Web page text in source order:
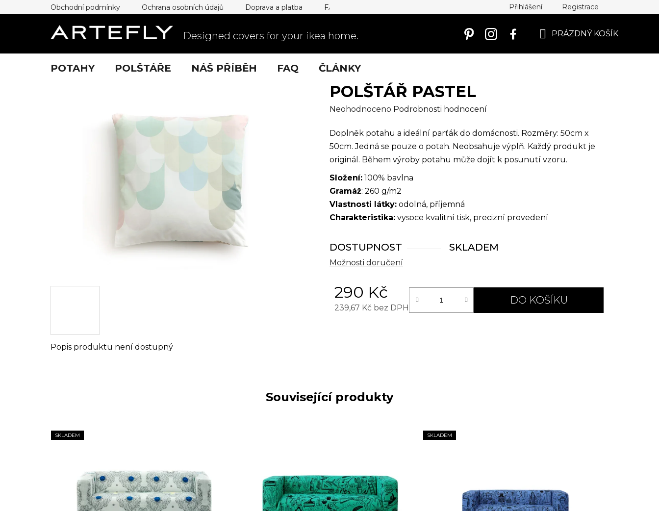
na
Obchodní podmínky Ochrana osobních údajů Doprava a platba FAQ Přihlášení Registrace
Designed covers for your ikea home. PRÁZDNÝ KOŠÍK
POTAHY POLŠTÁŘE NÁŠ PŘÍBĚH FAQ ČLÁNKY
POLŠTÁŘ PASTEL
Průměrné
produktu
je
0,0
z
5
hvězdiček.
Neohodnoceno Podrobnosti hodnocení
Doplněk potahu a ideální parťák do domácnosti. Rozměry: 50cm x
50cm. Jedná se pouze o potah. Neobsahuje výplň. Každý produkt je
originál. Během výroby potahu může dojít k posunutí vzoru.
Složení: 100% bavlna
Gramáž: 260 g/m2
Vlastnosti látky: odolná, příjemná
Charakteristika: vysoce kvalitní tisk, precizní provedení
DOSTUPNOST SKLADEM
Možnosti doručení
290 Kč
239,67 Kč bez DPH
DO KOŠÍKU
Popis produktu není dostupný
Související produkty
SKLADEM SKLADEM